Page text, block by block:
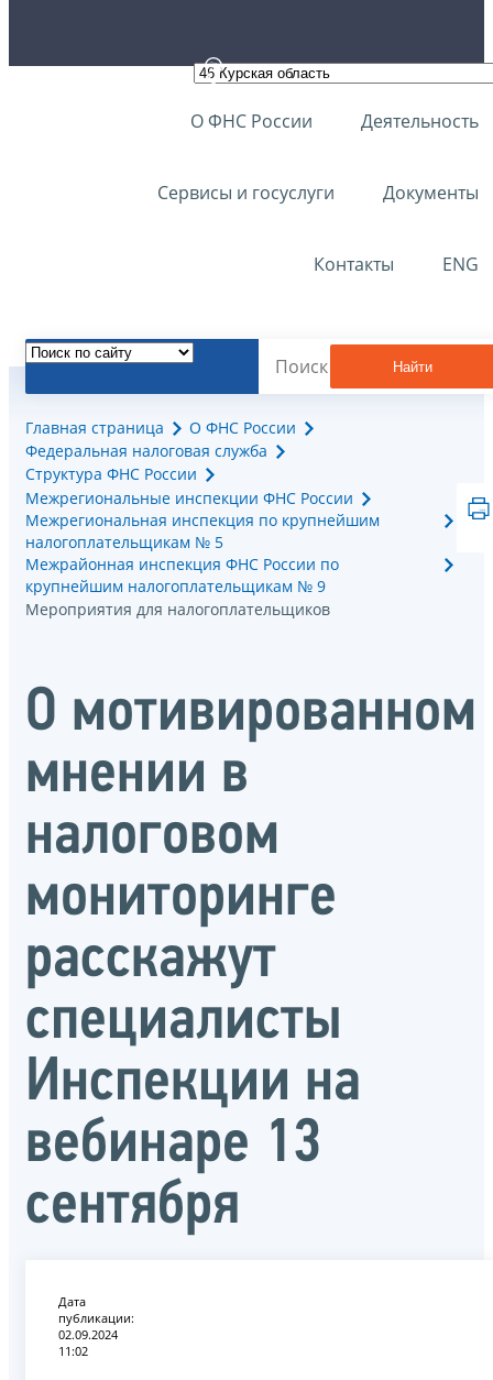
О ФНС России Деятельность
Сервисы и госуслуги Документы
Контакты ENG
Найти
Главная страница
О ФНС России
Федеральная налоговая служба
Структура ФНС России
Межрегиональные инспекции ФНС России
Межрегиональная инспекция по крупнейшим
налогоплательщикам № 5
Межрайонная инспекция ФНС России по
крупнейшим налогоплательщикам № 9
Мероприятия для налогоплательщиков
О мотивированном
мнении в
налоговом
мониторинге
расскажут
специалисты
Инспекции на
вебинаре 13
сентября
Дата
публикации:
02.09.2024
11:02